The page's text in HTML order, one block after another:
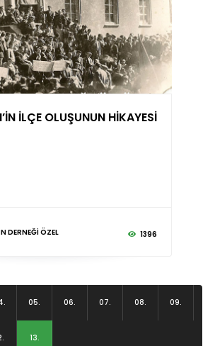
İLÇE OLUŞUNUN HİKAYESİ
DERNEĞİ ÖZEL 1396
05. 06. 07. 08. 09.
13.